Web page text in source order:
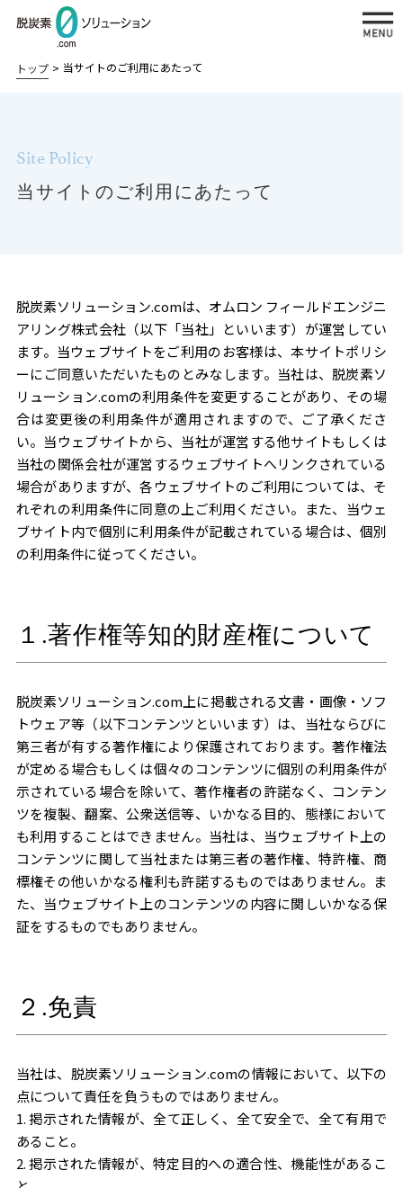
私たちが提供する脱炭素ソリューション
消費
型太
陽光
発電
カー
ポー
ト型
太陽
今、
注目
の
PPA・
自己
託送
太陽
光発
電の
O&M
ビス
ン
省エネ
対策
病院の
省エネ
対策
「熱」
エネル
ギーの
ン
BCPソリューション
病院・介護施設の災害対策：
老朽化更新と災害対策の両立
トップ 当サイトのご利用にあたって
Site Policy
当サイトのご利用にあたって
脱炭素ソリューション.comは、オムロン フィールドエンジニ
アリング株式会社（以下「当社」といいます）が運営してい
ます。当ウェブサイトをご利用のお客様は、本サイトポリシ
ーにご同意いただいたものとみなします。当社は、脱炭素ソ
リューション.comの利用条件を変更することがあり、その場
合は変更後の利用条件が適用されますので、ご了承くださ
い。当ウェブサイトから、当社が運営する他サイトもしくは
当社の関係会社が運営するウェブサイトへリンクされている
場合がありますが、各ウェブサイトのご利用については、そ
れぞれの利用条件に同意の上ご利用ください。また、当ウェ
ブサイト内で個別に利用条件が記載されている場合は、個別
の利用条件に従ってください。
１.著作権等知的財産権について
脱炭素ソリューション.com上に掲載される文書・画像・ソフ
トウェア等（以下コンテンツといいます）は、当社ならびに
第三者が有する著作権により保護されております。著作権法
が定める場合もしくは個々のコンテンツに個別の利用条件が
示されている場合を除いて、著作権者の許諾なく、コンテン
ツを複製、翻案、公衆送信等、いかなる目的、態様において
も利用することはできません。当社は、当ウェブサイト上の
コンテンツに関して当社または第三者の著作権、特許権、商
標権その他いかなる権利も許諾するものではありません。ま
た、当ウェブサイト上のコンテンツの内容に関しいかなる保
証をするものでもありません。
２.免責
当社は、脱炭素ソリューション.comの情報において、以下の
点について責任を負うものではありません。
1. 掲示された情報が、全て正しく、全て安全で、全て有用で
あること。
2. 掲示された情報が、特定目的への適合性、機能性があるこ